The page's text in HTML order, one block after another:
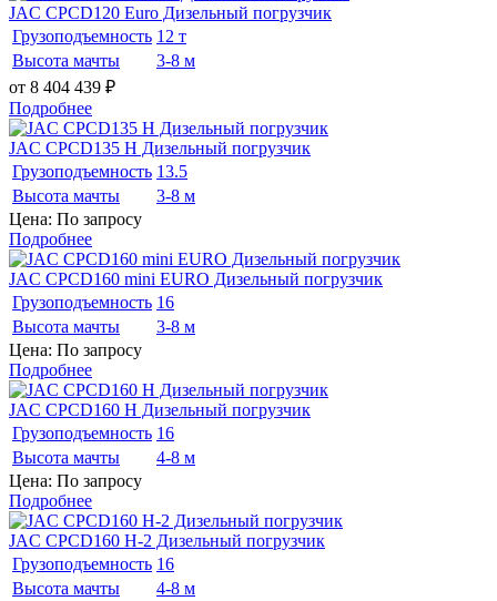
JAC CPCD120 Euro Дизельный погрузчик
Грузоподъемность 12 т
Высота мачты
3-8 м
от 8 404 439 ₽
Подробнее
JAC CPCD135 H Дизельный погрузчик
Грузоподъемность 13.5
Высота мачты
3-8 м
Цена: По запросу
Подробнее
JAC CPCD160 mini EURO Дизельный погрузчик
Грузоподъемность 16
Высота мачты
3-8 м
Цена: По запросу
Подробнее
JAC CPCD160 H Дизельный погрузчик
Грузоподъемность 16
Высота мачты
4-8 м
Цена: По запросу
Подробнее
JAC CPCD160 H-2 Дизельный погрузчик
Грузоподъемность 16
Высота мачты
4-8 м